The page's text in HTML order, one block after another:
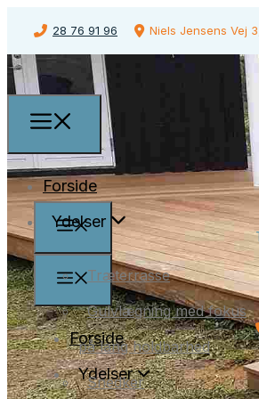
28 76 91 96 Niels Jensens Vej
Forside
Ydelser
Forside
Ydelser
Træterrasse
Gulvlægning med fokus
på lang holdbarhed
Snedker